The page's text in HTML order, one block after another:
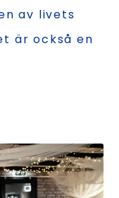
av livets
är också en